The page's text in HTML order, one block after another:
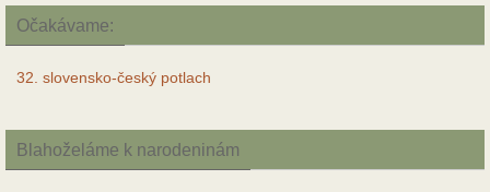
Očakávame:
32. slovensko-český potlach
Blahoželáme k narodeninám